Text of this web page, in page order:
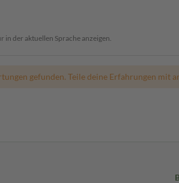
in der aktuellen Sprache anzeigen.
gefunden. Teile deine Erfahrungen mit